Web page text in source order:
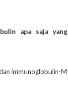
apa saja
immunoglobulin-M